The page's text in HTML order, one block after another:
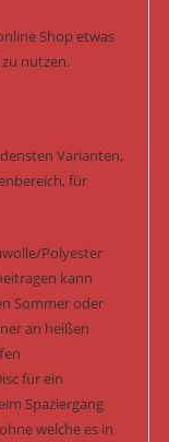
Shop etwas
nutzen.
Varianten,
für
Polyester
kann
Sommer oder
an heißen
für ein
Spaziergang
welche es in